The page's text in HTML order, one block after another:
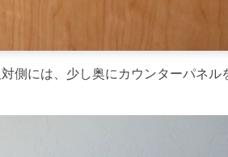
側には、少し奥にカウンターパネル